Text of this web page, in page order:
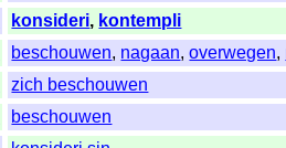
konsideri, kontempli
beschouwen, nagaan,overwegen,
zich beschouwen
beschouwen